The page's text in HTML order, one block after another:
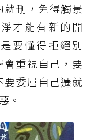
刪，免得觸景
才能有新的開
要懂得拒絕別
會重視自己，要
委屈自己遷就
。